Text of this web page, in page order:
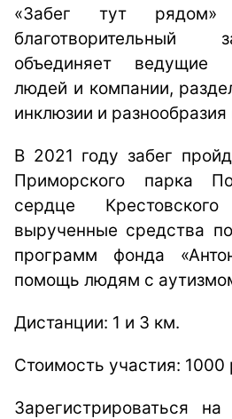
«Забег тут
благотворительный
объединяет ведущие
людей и компании,
инклюзии и
В 2021 году забег
Приморского парка
сердце
вырученные средства
программ фонда
помощь людям с
Дистанции: 1 и 3 км.
Стоимость участия: 1000
Зарегистрироваться